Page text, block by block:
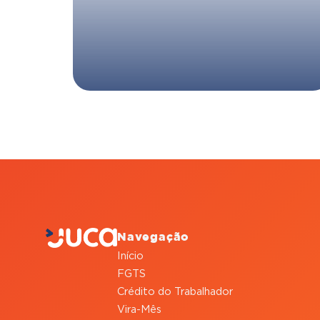
Navegação
Início
FGTS
Crédito do Trabalhador
Vira-Mês